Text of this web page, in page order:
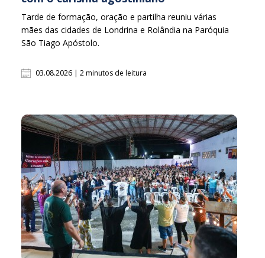
Tarde de formação, oração e partilha reuniu várias
mães das cidades de Londrina e Rolândia na Paróquia
São Tiago Apóstolo.
03.08.2026 | 2 minutos de leitura